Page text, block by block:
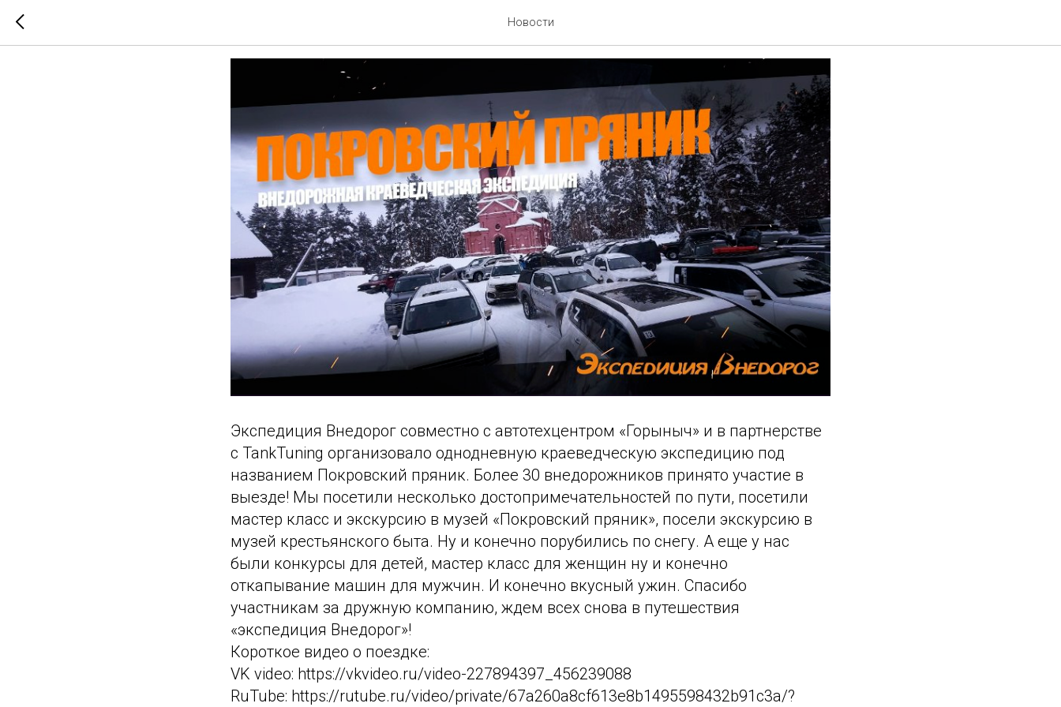
Новости
Экспедиция Внедорог совместно с автотехцентром «Горыныч» и в партнерстве
с TankTuning организовало однодневную краеведческую экспедицию под
названием Покровский пряник. Более 30 внедорожников принято участие в
выезде! Мы посетили несколько достопримечательностей по пути, посетили
мастер класс и экскурсию в музей «Покровский пряник», посели экскурсию в
музей крестьянского быта. Ну и конечно порубились по снегу. А еще у нас
были конкурсы для детей, мастер класс для женщин ну и конечно
откапывание машин для мужчин. И конечно вкусный ужин. Спасибо
участникам за дружную компанию, ждем всех снова в путешествия
«экспедиция Внедорог»!
Короткое видео о поездке:
VK video: https://vkvideo.ru/video-227894397_456239088
RuTube: https://rutube.ru/video/private/67a260a8cf613e8b1495598432b91c3a/?